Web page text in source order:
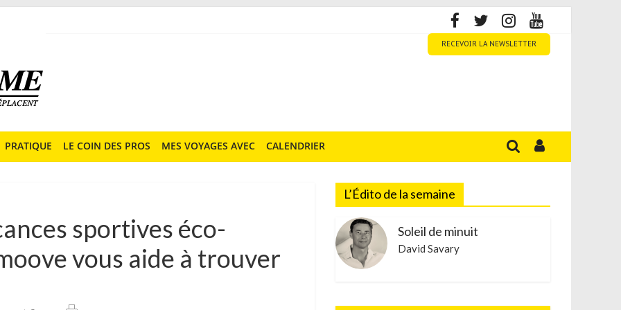
RECEVOIR LA NEWSLETTER
PRATIQUE LE COIN DES PROS MES VOYAGES AVEC CALENDRIER
sportives éco-
vous aide à trouver
L’Édito de la semaine
Soleil de minuit
David Savary